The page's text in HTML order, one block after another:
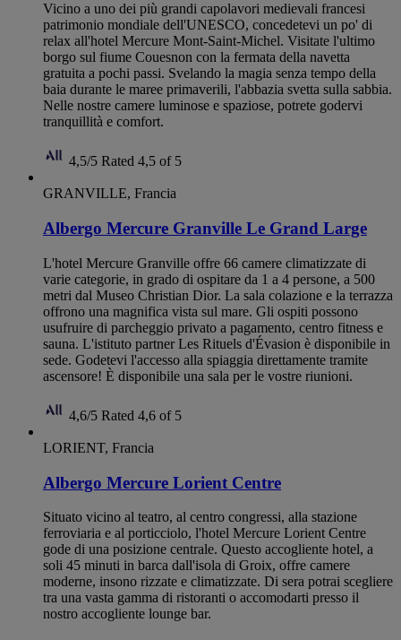
Vicino a uno dei più grandi capolavori medievali francesi
patrimonio mondiale dell'UNESCO, concedetevi un po' di
relax all'hotel Mercure Mont-Saint-Michel. Visitate l'ultimo
borgo sul fiume Couesnon con la fermata della navetta
gratuita a pochi passi. Svelando la magia senza tempo della
baia durante le maree primaverili, l'abbazia svetta sulla sabbia.
Nelle nostre camere luminose e spaziose, potrete godervi
tranquillità e comfort.
4,5/5 Rated 4,5 of 5
GRANVILLE, Francia
Albergo Mercure Granville Le Grand Large
L'hotel Mercure Granville offre 66 camere climatizzate di
varie categorie, in grado di ospitare da 1 a 4 persone, a 500
metri dal Museo Christian Dior. La sala colazione e la terrazza
offrono una magnifica vista sul mare. Gli ospiti possono
usufruire di parcheggio privato a pagamento, centro fitness e
sauna. L'istituto partner Les Rituels d'Évasion è disponibile in
sede. Godetevi l'accesso alla spiaggia direttamente tramite
ascensore! È disponibile una sala per le vostre riunioni.
4,6/5 Rated 4,6 of 5
LORIENT, Francia
Albergo Mercure Lorient Centre
Situato vicino al teatro, al centro congressi, alla stazione
ferroviaria e al porticciolo, l'hotel Mercure Lorient Centre
gode di una posizione centrale. Questo accogliente hotel, a
soli 45 minuti in barca dall'isola di Groix, offre camere
moderne, insono rizzate e climatizzate. Di sera potrai scegliere
tra una vasta gamma di ristoranti o accomodarti presso il
nostro accogliente lounge bar.